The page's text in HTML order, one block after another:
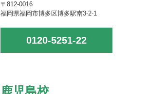
〒812-0016
福岡県福岡市博多区博多駅南3-2-1
0120-5251-22
鹿児島校